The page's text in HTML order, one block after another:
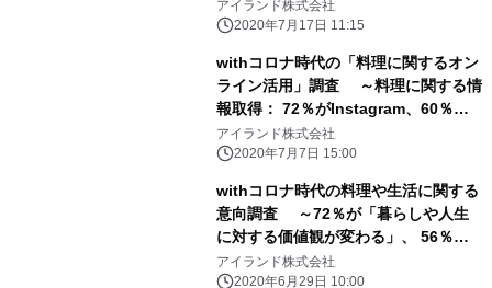
洋菓子が50％～
アイランド株式会社
2020年7月17日 11:15
withコロナ時代の「料理に関するオン
ライン活用」調査 ～料理に関する情
報取得： 72％がInstagram、60％以
上が「料理のライブ配信」を視聴～
アイランド株式会社
2020年7月7日 15:00
withコロナ時代の料理や生活に関する
意向調査 ～72％が「暮らしや人生
に対する価値観が変わる」、 56％は
「料理をする機会が増える」～
アイランド株式会社
2020年6月29日 10:00